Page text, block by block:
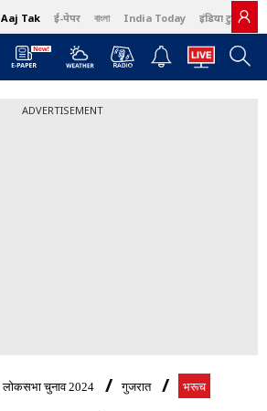
Aaj Tak ई-पेपर বাংলা India Today इंडिया टुडे हिंदी
ADVERTISEMENT
लोकसभा चुनाव 2024 गुजरात भरूच